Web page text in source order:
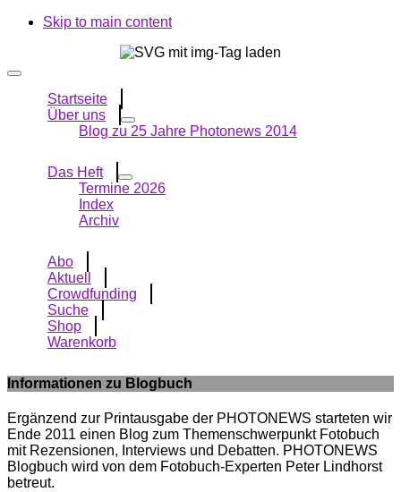
Skip to main content
Startseite
Über uns
Blog zu 25 Jahre Photonews 2014
Das Heft
Termine 2026
Index
Archiv
Abo
Aktuell
Crowdfunding
Suche
Shop
Warenkorb
Informationen zu Blogbuch
Ergänzend zur Printausgabe der PHOTONEWS starteten wir
Ende 2011 einen Blog zum Themenschwerpunkt Fotobuch
mit Rezensionen, Interviews und Debatten. PHOTONEWS
Blogbuch wird von dem Fotobuch-Experten Peter Lindhorst
betreut.